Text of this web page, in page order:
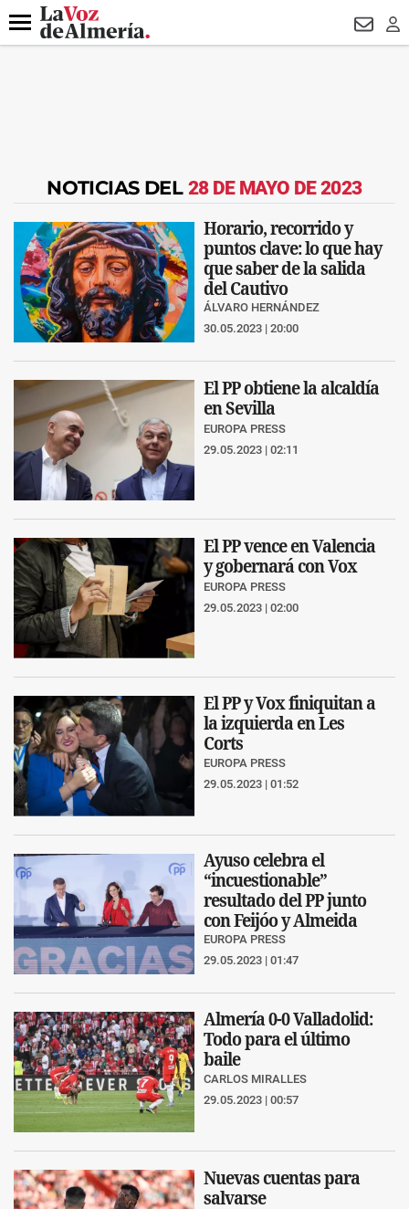
DESTACADO
Menú
NOTICIAS DEL 28 DE MAYO DE 2023
Horario, recorrido y
puntos clave: lo que hay
que saber de la salida
del Cautivo
ÁLVARO HERNÁNDEZ
30.05.2023 | 20:00
El PP obtiene la alcaldía
en Sevilla
EUROPA PRESS
29.05.2023 | 02:11
El PP vence en Valencia
y gobernará con Vox
EUROPA PRESS
29.05.2023 | 02:00
El PP y Vox finiquitan a
la izquierda en Les
Corts
EUROPA PRESS
29.05.2023 | 01:52
Ayuso celebra el
“incuestionable”
resultado del PP junto
con Feijóo y Almeida
EUROPA PRESS
29.05.2023 | 01:47
Almería 0-0 Valladolid:
Todo para el último
baile
CARLOS MIRALLES
29.05.2023 | 00:57
Nuevas cuentas para
salvarse